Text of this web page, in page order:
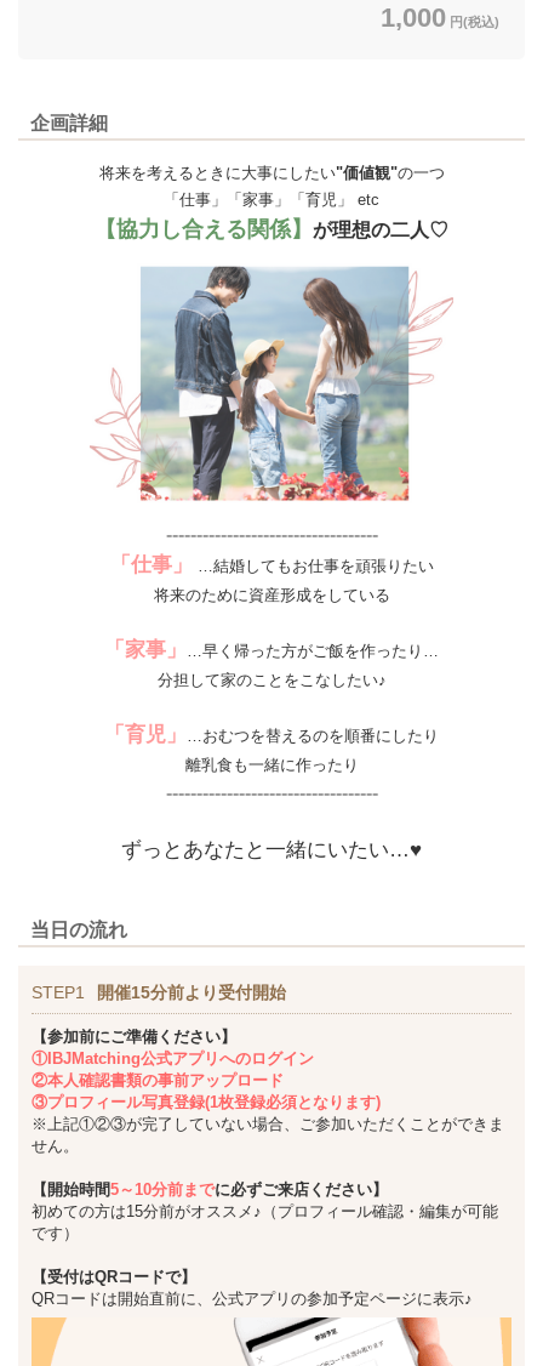
1,000 円(税込)
企画詳細
将来を考えるときに大事にしたい"価値観"の一つ
「仕事」「家事」「育児」 etc
【協力し合える関係】 が理想の二人♡
-----------------------------------
「仕事」
…結婚してもお仕事を頑張りたい
将来のために資産形成をしている
「家事」
…早く帰った方がご飯を作ったり…
分担して家のことをこなしたい♪
「育児」
…おむつを替えるのを順番にしたり
離乳食も一緒に作ったり
-----------------------------------
ずっとあなたと一緒にいたい…♥
当日の流れ
STEP1 開催15分前より受付開始
【参加前にご準備ください】
①IBJMatching公式アプリへのログイン
②本人確認書類の事前アップロード
③プロフィール写真登録(1枚登録必須となります)
※上記①②③が完了していない場合、ご参加いただくことができま
せん。
【開始時間5～10分前までに必ずご来店ください】
初めての方は15分前がオススメ♪（プロフィール確認・編集が可能
です）
【受付はQRコードで】
QRコードは開始直前に、公式アプリの参加予定ページに表示♪